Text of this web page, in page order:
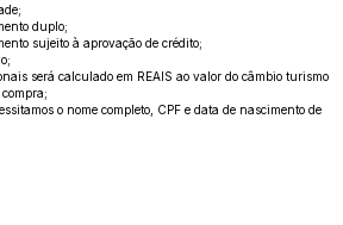
duplo;
sujeito à aprovação de crédito;
será calculado em REAIS ao valor do câmbio turismo
o nome completo, CPF e data de nascimento de